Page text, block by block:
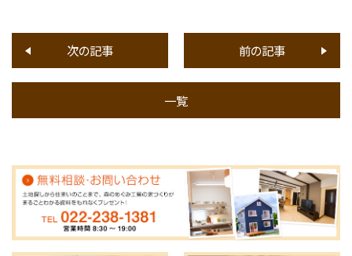
次の記事
一覧
前の記事